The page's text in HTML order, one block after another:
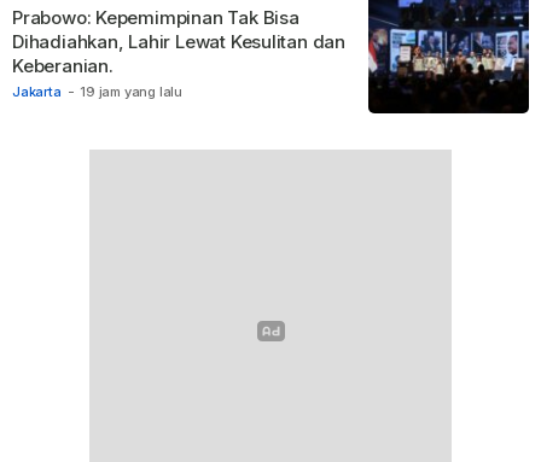
Jakarta - 19 jam yang lalu
Prabowo: Kepemimpinan Tak Bisa
Dihadiahkan, Lahir Lewat Kesulitan dan
Keberanian.